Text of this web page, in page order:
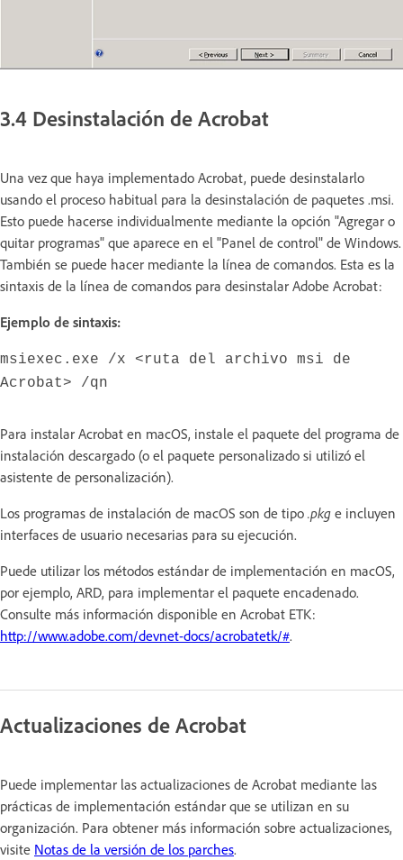
3.4 Desinstalación de Acrobat
Una vez que haya implementado Acrobat, puede desinstalarlo
usando el proceso habitual para la desinstalación de paquetes .msi.
Esto puede hacerse individualmente mediante la opción "Agregar o
quitar programas" que aparece en el "Panel de control" de Windows.
También se puede hacer mediante la línea de comandos. Esta es la
sintaxis de la línea de comandos para desinstalar Adobe Acrobat:
Ejemplo de sintaxis:
msiexec.exe /x <ruta del archivo msi de
Acrobat> /qn
Para instalar Acrobat en macOS, instale el paquete del programa de
instalación descargado (o el paquete personalizado si utilizó el
asistente de personalización).
Los programas de instalación de macOS son de tipo .pkg e incluyen
interfaces de usuario necesarias para su ejecución.
Puede utilizar los métodos estándar de implementación en macOS,
por ejemplo, ARD, para implementar el paquete encadenado.
Consulte más información disponible en Acrobat ETK:
http://www.adobe.com/devnet-docs/acrobatetk/#.
Actualizaciones de Acrobat
Puede implementar las actualizaciones de Acrobat mediante las
prácticas de implementación estándar que se utilizan en su
organización. Para obtener más información sobre actualizaciones,
visite Notas de la versión de los parches.